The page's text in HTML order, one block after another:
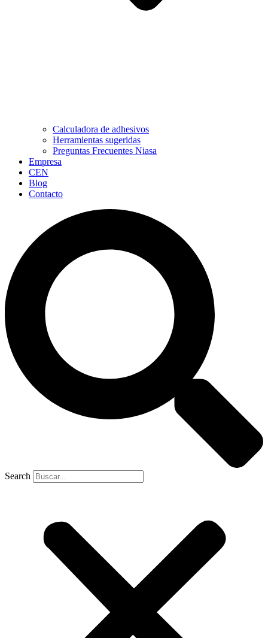
Calculadora de adhesivos
Herramientas sugeridas
Preguntas Frecuentes Niasa
Empresa
CEN
Blog
Contacto
Search